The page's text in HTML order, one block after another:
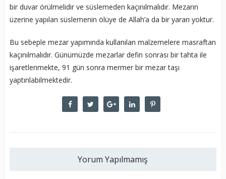
bir duvar örülmelidir ve süslemeden kaçınılmalıdır. Mezarın
üzerine yapılan süslemenin ölüye de Allah’a da bir yararı yoktur.
Bu sebeple mezar yapımında kullanılan malzemelere masraftan
kaçınılmalıdır. Günümüzde mezarlar defin sonrası bir tahta ile
işaretlenmekte, 91 gün sonra mermer bir mezar taşı
yaptırılabilmektedir.
Yorum Yapılmamış